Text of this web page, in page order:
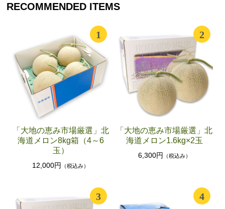
RECOMMENDED ITEMS
1
「大地の恵み市場厳選」北
海道メロン8kg箱（4～6
玉）
12,000円 （税込み）
2
「大地の恵み市場厳選」北
海道メロン1.6kg×2玉
6,300円 （税込み）
3 4